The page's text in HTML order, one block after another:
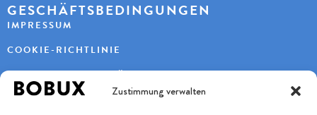
Zustimmung verwalten
GESCHÄFTSBEDINGUNGEN
IMPRESSUM
COOKIE-RICHTLINIE
DATENSCHUTZERKLÄRUNG